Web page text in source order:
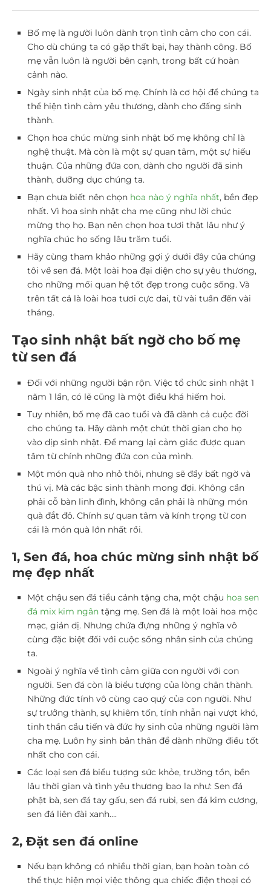
Bố mẹ là người luôn dành trọn tình cảm cho con cái.
Cho dù chúng ta có gặp thất bại, hay thành công. Bố
mẹ vẫn luôn là người bên cạnh, trong bất cứ hoàn
cảnh nào.
Ngày sinh nhật của bố mẹ. Chính là cơ hội để chúng ta
thể hiện tình cảm yêu thương, dành cho đấng sinh
thành.
Chọn hoa chúc mừng sinh nhật bố mẹ không chỉ là
nghệ thuật. Mà còn là một sự quan tâm, một sự hiếu
thuận. Của những đứa con, dành cho người đã sinh
thành, dưỡng dục chúng ta.
Bạn chưa biết nên chọn hoa nào ý nghĩa nhất, bền đẹp
nhất. Vì hoa sinh nhật cha mẹ cũng như lời chúc
mừng thọ họ. Bạn nên chọn hoa tươi thật lâu như ý
nghĩa chúc họ sống lâu trăm tuổi.
Hãy cùng tham khảo những gợi ý dưới đây của chúng
tôi về sen đá. Một loài hoa đại diện cho sự yêu thương,
cho những mối quan hệ tốt đẹp trong cuộc sống. Và
trên tất cả là loài hoa tươi cực dai, từ vài tuần đến vài
tháng.
Tạo sinh nhật bất ngờ cho bố mẹ
từ sen đá
Đối với những người bận rộn. Việc tổ chức sinh nhật 1
năm 1 lần, có lẽ cũng là một điều khá hiếm hoi.
Tuy nhiên, bố mẹ đã cao tuổi và đã dành cả cuộc đời
cho chúng ta. Hãy dành một chút thời gian cho họ
vào dịp sinh nhật. Để mang lại cảm giác được quan
tâm từ chính những đứa con của mình.
Một món quà nho nhỏ thôi, nhưng sẽ đầy bất ngờ và
thú vị. Mà các bậc sinh thành mong đợi. Không cần
phải cỗ bàn linh đình, không cần phải là những món
quà đắt đỏ. Chính sự quan tâm và kính trọng từ con
cái là món quà lớn nhất rồi.
1, Sen đá, hoa chúc mừng sinh nhật bố
mẹ đẹp nhất
Một chậu sen đá tiểu cảnh tặng cha, một chậu hoa sen
đá mix kim ngân tặng mẹ. Sen đá là một loài hoa mộc
mạc, giản dị. Nhưng chứa đựng những ý nghĩa vô
cùng đặc biệt đối với cuộc sống nhân sinh của chúng
ta.
Ngoài ý nghĩa về tình cảm giữa con người với con
người. Sen đá còn là biểu tượng của lòng chân thành.
Những đức tính vô cùng cao quý của con người. Như
sự trưởng thành, sự khiêm tốn, tính nhẫn nại vượt khó,
tinh thần cầu tiến và đức hy sinh của những người làm
cha mẹ. Luôn hy sinh bản thân để dành những điều tốt
nhất cho con cái.
Các loại sen đá biểu tượng sức khỏe, trường tồn, bền
lâu thời gian và tình yêu thương bao la như: Sen đá
phật bà, sen đá tay gấu, sen đá rubi, sen đá kim cương,
sen đá liên đài xanh….
2, Đặt sen đá online
Nếu bạn không có nhiều thời gian, bạn hoàn toàn có
thể thực hiện mọi việc thông qua chiếc điện thoại có